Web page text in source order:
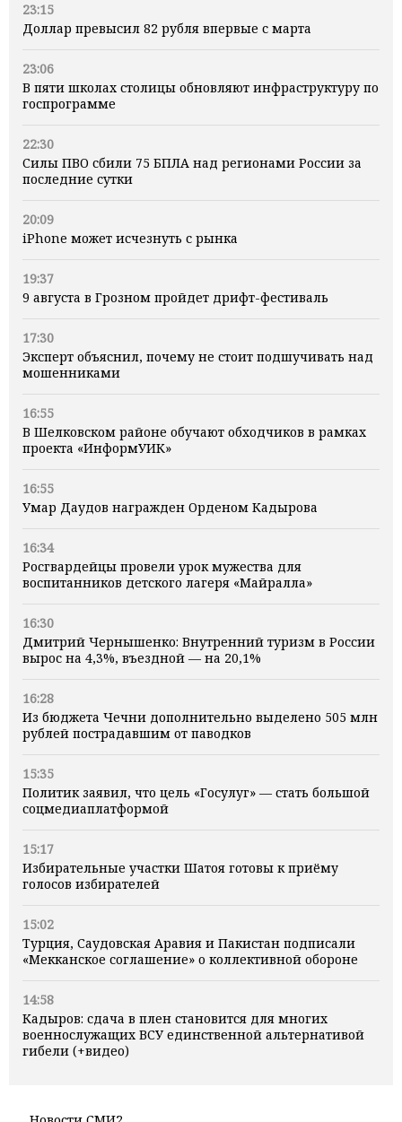
23:15
Доллар превысил 82 рубля впервые с марта
23:06
В пяти школах столицы обновляют инфраструктуру по
госпрограмме
22:30
Силы ПВО сбили 75 БПЛА над регионами России за
последние сутки
20:09
iPhone может исчезнуть с рынка
19:37
9 августа в Грозном пройдет дрифт-фестиваль
17:30
Эксперт объяснил, почему не стоит подшучивать над
мошенниками
16:55
В Шелковском районе обучают обходчиков в рамках
проекта «ИнформУИК»
16:55
Умар Даудов награжден Орденом Кадырова
16:34
Росгвардейцы провели урок мужества для
воспитанников детского лагеря «Майралла»
16:30
Дмитрий Чернышенко: Внутренний туризм в России
вырос на 4,3%, въездной — на 20,1%
16:28
Из бюджета Чечни дополнительно выделено 505 млн
рублей пострадавшим от паводков
15:35
Политик заявил, что цель «Госулуг» — стать большой
соцмедиаплатформой
15:17
Избирательные участки Шатоя готовы к приёму
голосов избирателей
15:02
Турция, Саудовская Аравия и Пакистан подписали
«Мекканское соглашение» о коллективной обороне
14:58
Кадыров: сдача в плен становится для многих
военнослужащих ВСУ единственной альтернативой
гибели (+видео)